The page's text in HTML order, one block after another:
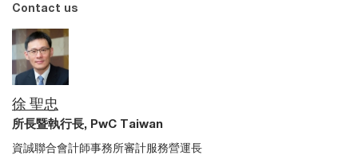
Contact us
徐 聖忠
所長暨執行長, PwC Taiwan
資誠聯合會計師事務所審計服務營運長